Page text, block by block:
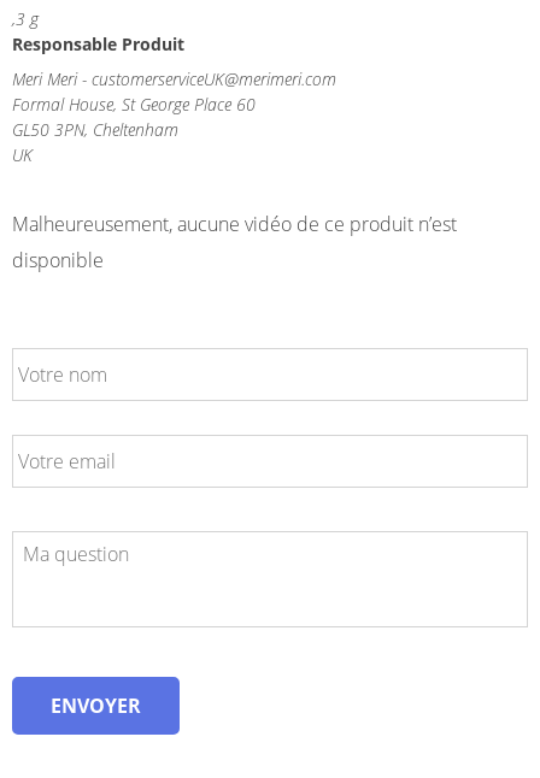
,3 g
Responsable Produit
Meri Meri - customerserviceUK@merimeri.com
Formal House, St George Place 60
GL50 3PN, Cheltenham
UK
Malheureusement, aucune vidéo de ce produit n’est
disponible
VOTRE
NOM
VOTRE
EMAIL
ENVOYER